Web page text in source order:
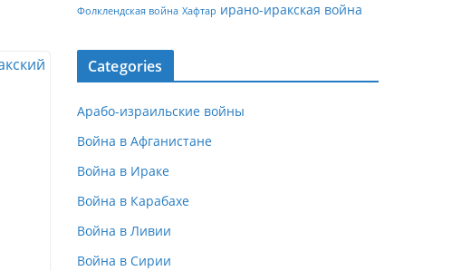
Фолклендская война Хафтар ирано-иракская война
Categories
Арабо-израильские войны
Война в Афганистане
Война в Ираке
Война в Карабахе
Война в Ливии
Война в Сирии